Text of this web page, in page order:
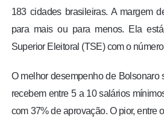
183 cidades brasileiras. A margem
para mais ou para menos. Ela
Superior Eleitoral (TSE) com o
O melhor desempenho de Bolsonaro
recebem entre 5 a 10 salários
com 37% de aprovação. O pior, entre